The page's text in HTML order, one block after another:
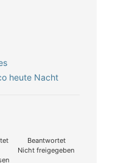
heute Nacht
Beantwortet
Nicht freigegeben